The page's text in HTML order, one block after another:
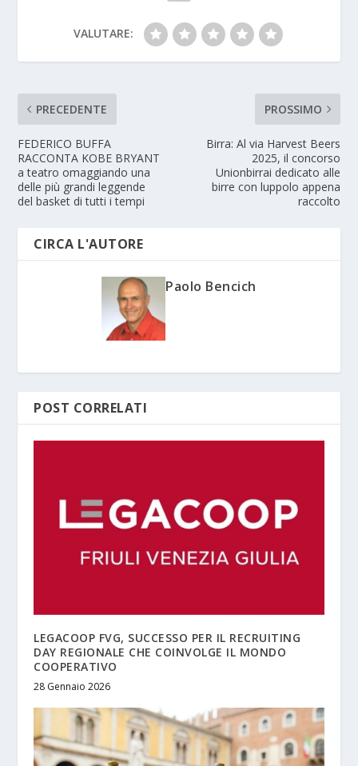
VALUTARE:
PRECEDENTE
FEDERICO BUFFA
RACCONTA KOBE BRYANT
a teatro omaggiando una
delle più grandi leggende
del basket di tutti i tempi
PROSSIMO
Birra: Al via Harvest Beers
2025, il concorso
Unionbirrai dedicato alle
birre con luppolo appena
raccolto
CIRCA L'AUTORE
Paolo Bencich
POST CORRELATI
LEGACOOP FVG, SUCCESSO PER IL RECRUITING
DAY REGIONALE CHE COINVOLGE IL MONDO
COOPERATIVO
28 Gennaio 2026